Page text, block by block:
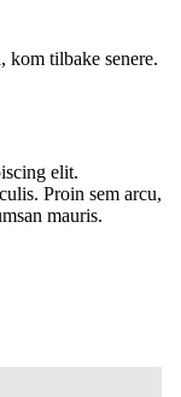
kom tilbake senere.
elit.
Proin sem arcu,
mauris.